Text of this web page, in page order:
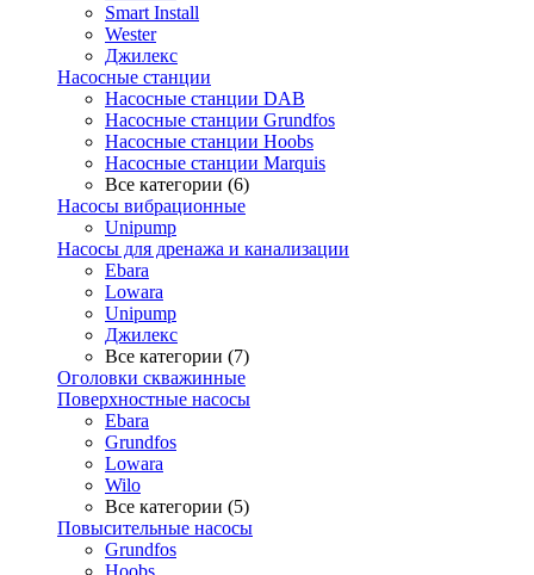
Smart Install
Wester
Джилекс
Насосные станции
Насосные станции DAB
Насосные станции Grundfos
Насосные станции Hoobs
Насосные станции Marquis
Все категории (6)
Насосы вибрационные
Unipump
Насосы для дренажа и канализации
Ebara
Lowara
Unipump
Джилекс
Все категории (7)
Оголовки скважинные
Поверхностные насосы
Ebara
Grundfos
Lowara
Wilo
Все категории (5)
Повысительные насосы
Grundfos
Hoobs